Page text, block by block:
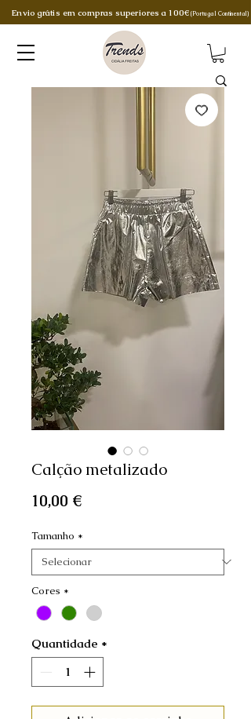
Envio grátis em compras superiores a 100€ (Portugal Continental)
Calção metalizado
10,00 €Preço
Tamanho *
Cores *
Quantidade *